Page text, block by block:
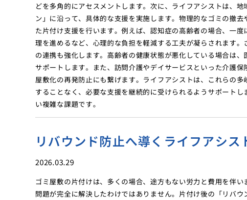
どを多角的にアセスメントします。次に、ライフアシストは、
ン」に沿って、具体的な支援を実施します。物理的なゴミの撤
た片付け支援を行います。例えば、認知症の高齢者の場合、一
理を進めるなど、心理的な負担を軽減する工夫が凝らされます
の連携も強化します。高齢者の健康状態が悪化している場合は
サポートします。また、訪問介護やデイサービスといった介護
屋敷化の再発防止にも繋げます。ライフアシストは、これらの
することなく、必要な支援を継続的に受けられるようサポート
い複雑な課題です。
リバウンド防止へ導くライフアシ
2026.03.29
ゴミ屋敷の片付けは、多くの場合、途方もない労力と費用を伴
問題が完全に解決したわけではありません。片付け後の「リバ